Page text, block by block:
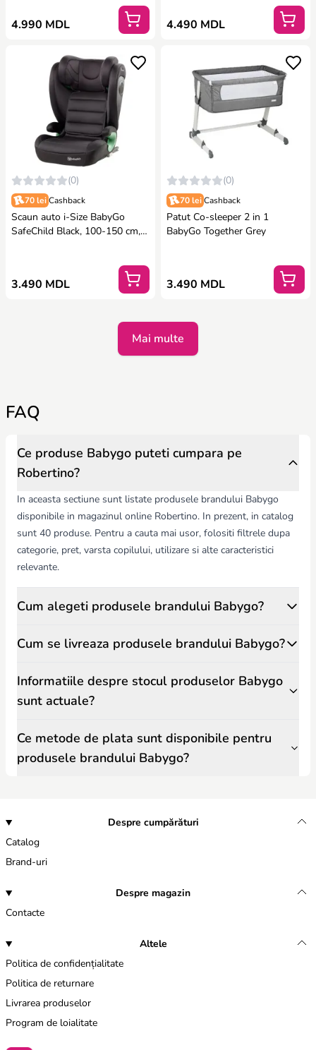
4.990 MDL 4.490 MDL
(0)
70 lei Cashback
Scaun auto i-Size BabyGo
SafeChild Black, 100-150 cm,
3.490 MDL
(0)
70 lei Cashback
Patut Co-sleeper 2 in 1
BabyGo Together Grey
3.490 MDL
Mai multe
FAQ
Ce produse Babygo puteti cumpara pe
Robertino?
In aceasta sectiune sunt listate produsele brandului Babygo
disponibile in magazinul online Robertino. In prezent, in catalog
sunt 40 produse. Pentru a cauta mai usor, folositi filtrele dupa
categorie, pret, varsta copilului, utilizare si alte caracteristici
relevante.
Cum alegeti produsele brandului Babygo?
Cum se livreaza produsele brandului Babygo?
Informatiile despre stocul produselor Babygo
sunt actuale?
Ce metode de plata sunt disponibile pentru
produsele brandului Babygo?
Despre cumpărături
Catalog
Brand-uri
Despre magazin
Contacte
Altele
Politica de confidențialitate
Politica de returnare
Livrarea produselor
Program de loialitate